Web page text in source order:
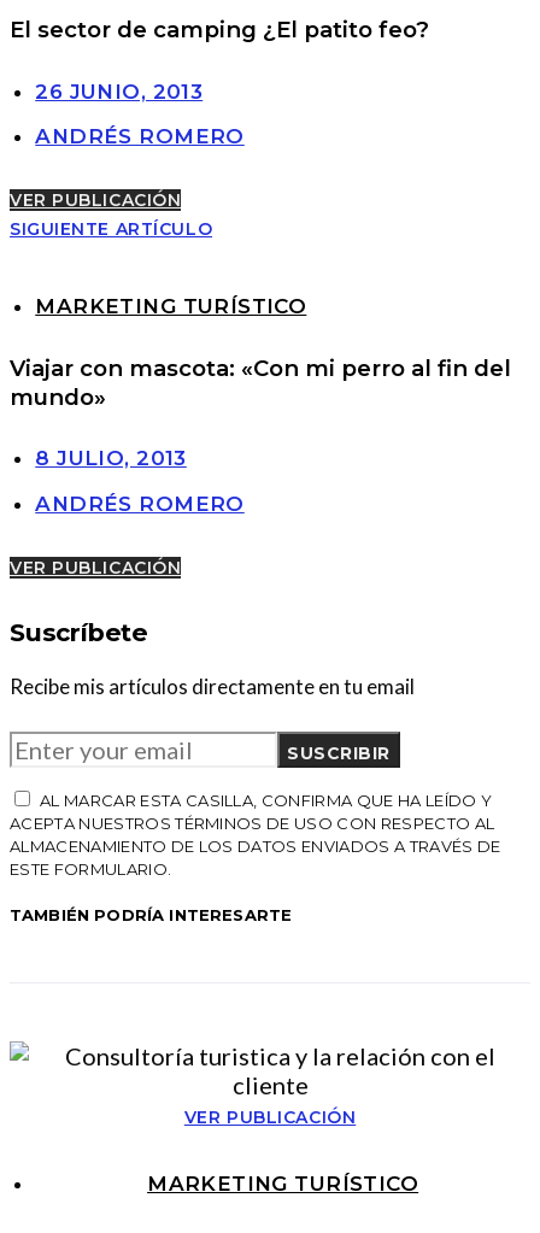
El sector de camping ¿El patito feo?
26 JUNIO, 2013
ANDRÉS ROMERO
VER PUBLICACIÓN
SIGUIENTE ARTÍCULO
MARKETING TURÍSTICO
Viajar con mascota: «Con mi perro al fin del
mundo»
8 JULIO, 2013
ANDRÉS ROMERO
VER PUBLICACIÓN
Suscríbete
Recibe mis artículos directamente en tu email
SUSCRIBIR
AL MARCAR ESTA CASILLA, CONFIRMA QUE HA LEÍDO Y
ACEPTA NUESTROS TÉRMINOS DE USO CON RESPECTO AL
ALMACENAMIENTO DE LOS DATOS ENVIADOS A TRAVÉS DE
ESTE FORMULARIO.
TAMBIÉN PODRÍA INTERESARTE
VER PUBLICACIÓN
MARKETING TURÍSTICO